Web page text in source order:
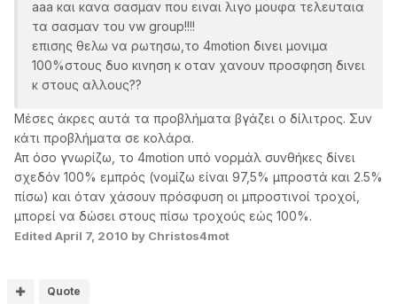
aaa και κανα σασμαν που ειναι λιγο μουφα τελευταια
τα σασμαν του vw group!!!!
επισης θελω να ρωτησω,το 4motion δινει μονιμα
100%στους δυο κινηση κ οταν χανουν προσφηση δινει
κ στους αλλους??
Μέσες άκρες αυτά τα προβλήματα βγάζει ο δίλιτρος. Συν
κάτι προβλήματα σε κολάρα.
Απ όσο γνωρίζω, το 4motion υπό νορμάλ συνθήκες δίνει
σχεδόν 100% εμπρός (νομίζω είναι 97,5% μπροστά και 2.5%
πίσω) και όταν χάσουν πρόσφυση οι μπροστινοί τροχοί,
μπορεί να δώσει στους πίσω τροχούς εώς 100%.
Edited April 7, 2010 by Christos4mot
Quote